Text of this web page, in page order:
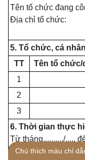
Tên tổ chức đang
Địa chỉ tổ chức:
5. Tổ chức, cá
TT
Tên tổ chức/
1
2
3
6. Thời gian thực
Từ tháng........../.....
7. Kinh phí thực
Chú thích màu chỉ